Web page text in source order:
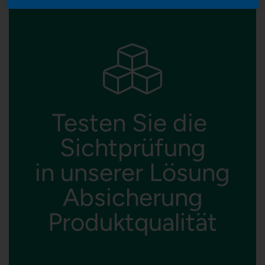
Testen Sie die
Sichtprüfung
in unserer Lösung
Absicherung
Produktqualität